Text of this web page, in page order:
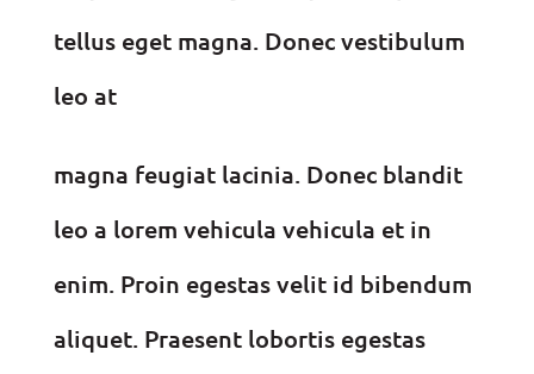
tellus eget magna. Donec vestibulum
leo at
magna feugiat lacinia. Donec blandit
leo a lorem vehicula vehicula et in
enim. Proin egestas velit id bibendum
aliquet. Praesent lobortis egestas